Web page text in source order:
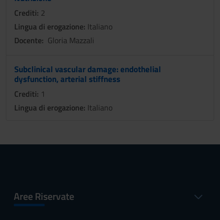
Crediti: 2
Lingua di erogazione: Italiano
Docente: Gloria Mazzali
Subclinical vascular damage: endothelial
dysfunction, arterial stiffness
Crediti: 1
Lingua di erogazione: Italiano
Aree Riservate